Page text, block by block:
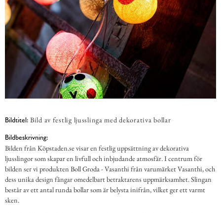
Bildtitel: Bild av festlig ljusslinga med dekorativa bollar
Bildbeskrivning:
Bilden från Köpstaden.se visar en festlig uppsättning av dekorativa
ljusslingor som skapar en livfull och inbjudande atmosfär. I centrum för
bilden ser vi produkten Boll Groda - Vasanthi från varumärket Vasanthi, och
dess unika design fångar omedelbart betraktarens uppmärksamhet. Slingan
består av ett antal runda bollar som är belysta inifrån, vilket ger ett varmt
sken.